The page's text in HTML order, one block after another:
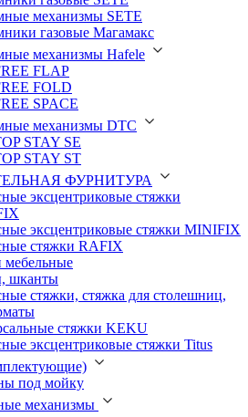
механизмы SETE
газовые Магамакс
механизмы Hafele
FLAP
FOLD
SPACE
механизмы DTC
STAY SE
STAY ST
ФУРНИТУРА
эксцентриковые стяжки
эксцентриковые стяжки MINIFIX
стяжки RAFIX
мебельные
шканты
стяжки, стяжка для столешниц,
стяжки KEKU
эксцентриковые стяжки Titus
под мойку
механизмы